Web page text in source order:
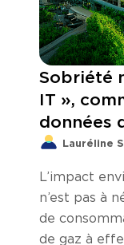
Sobriété
IT »,
données
Lauréline
L’impact
n’est pas à
de
de gaz à